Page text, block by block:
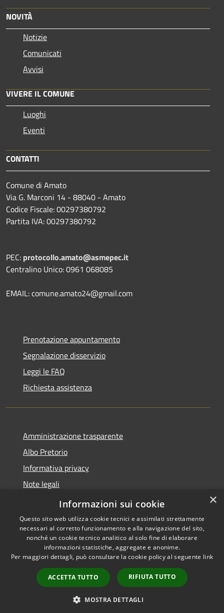
NOVITÀ
Notizie
Comunicati
Avvisi
VIVERE IL COMUNE
Luoghi
Eventi
CONTATTI
Comune di Amato
Via G. Marconi 14 - 88040 - Amato
Codice Fiscale: 00297380792
Partita IVA: 00297380792
PEC: protocollo.amato@asmepec.it
Centralino Unico: 0961 068085
EMAIL: comune.amato24@gmail.com
Prenotazione appuntamento
Segnalazione disservizio
Leggi le FAQ
Richiesta assistenza
Amministrazione trasparente
Albo Pretorio
Informativa privacy
Note legali
Dichiarazione di accessibilità
Accessibilità
Copyright © 2026 • Comune di
Amato • Powered by
Municipium•
Accesso
redazione
×
Informazioni sui cookie
Questo sito web utilizza cookie tecnici e assimilati strettamente
necessari al corretto funzionamento e alla navigazione del sito,
nonché un cookie tecnico analitico al solo fine di elaborare
informazioni statistiche, aggregate e anonime.
Per maggiori dettagli, può consultare la cookie policy al seguente link
ACCETTA TUTTO RIFIUTA TUTTO
MOSTRA DETTAGLI